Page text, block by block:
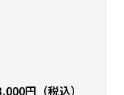
円（税込）